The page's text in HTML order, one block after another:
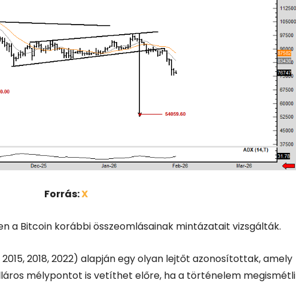
Forrás:X
a Bitcoin korábbi összeomlásainak mintázatait vizsgálták.
2018, 2022) alapján egy olyan lejtőt azonosítottak, amely
mélypontot is vetíthet előre, ha a történelem megismétli